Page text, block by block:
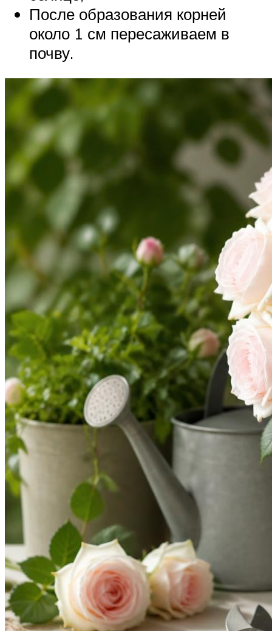
После образования корней
около 1 см пересаживаем в
почву.